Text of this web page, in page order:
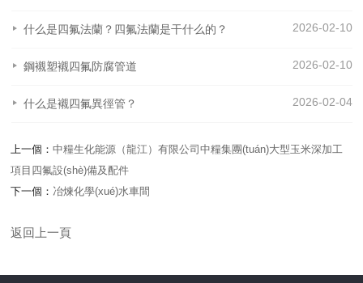
2026-02-10
什么是四氟法蘭？四氟法蘭是干什么的？
2026-02-10
鋼襯塑襯四氟防腐管道
2026-02-04
什么是襯四氟異徑管？
上一個：中糧生化能源（龍江）有限公司中糧集團(tuán)大型玉米深加工
項目四氟設(shè)備及配件
下一個： 冶煉化學(xué)水車間
返回上一頁